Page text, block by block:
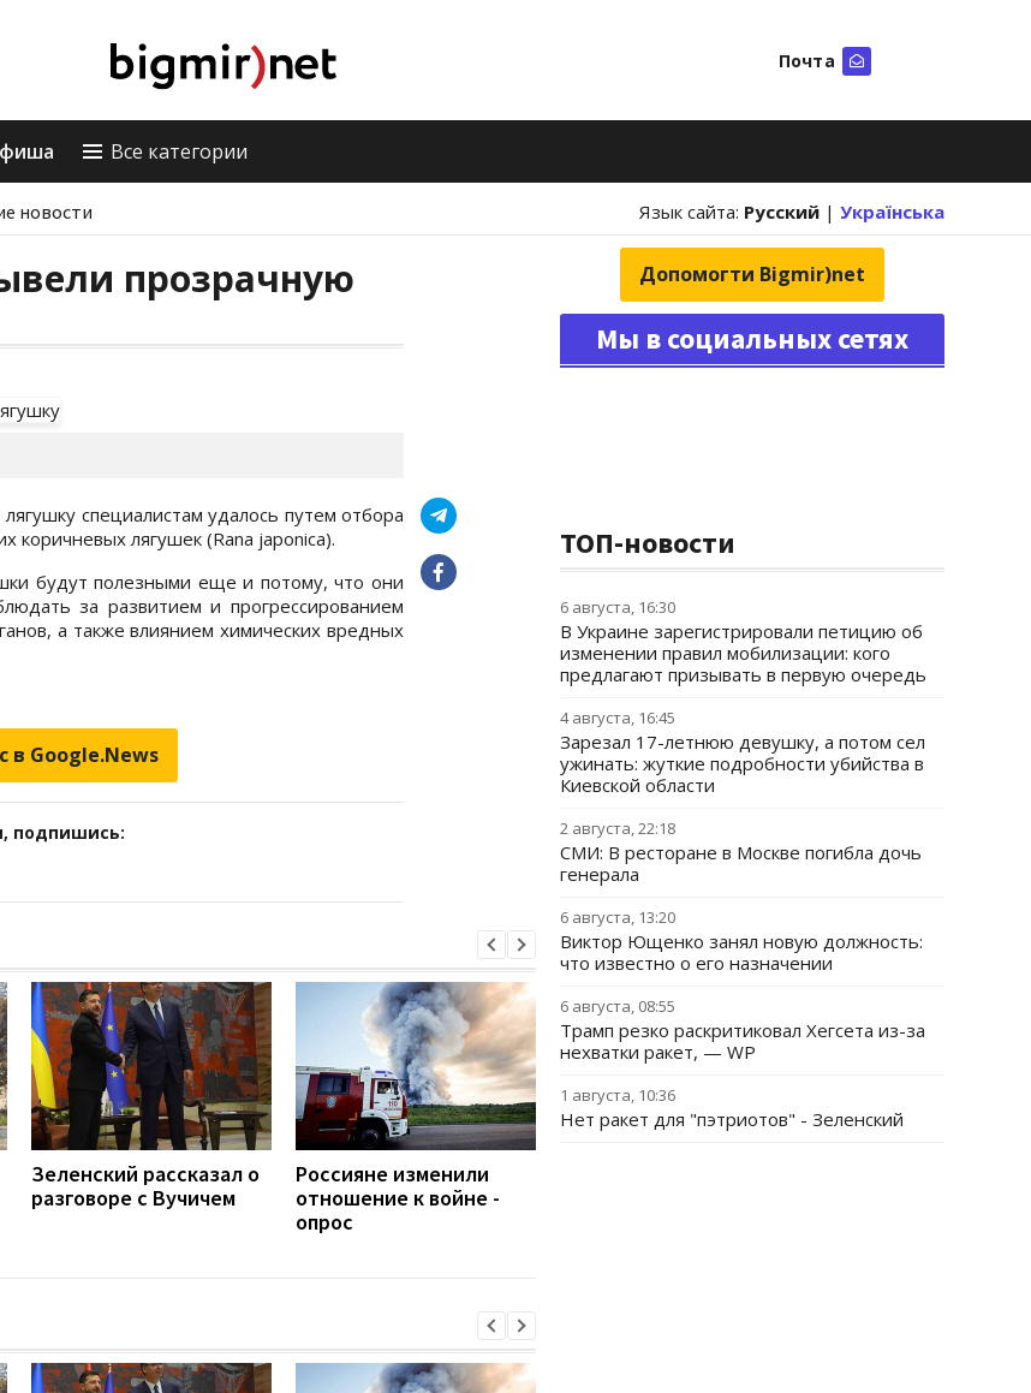
Почта
Все категории
новости Язык сайта: Русский | Українська
прозрачную
специалистам удалось путем отбора
коричневых лягушек (Rana japonica).
будут полезными еще и потому, что они
за развитием и прогрессированием
а также влиянием химических вредных
в Google.News
подпишись:
Зеленский рассказал о
разговоре с Вучичем
Россияне изменили
отношение к войне -
опрос
Допомогти Bigmir)net
Мы в социальных сетях
ТОП-новости
6 августа, 16:30
В Украине зарегистрировали петицию об
изменении правил мобилизации: кого
предлагают призывать в первую очередь
4 августа, 16:45
Зарезал 17-летнюю девушку, а потом сел
ужинать: жуткие подробности убийства в
Киевской области
2 августа, 22:18
СМИ: В ресторане в Москве погибла дочь
генерала
6 августа, 13:20
Виктор Ющенко занял новую должность:
что известно о его назначении
6 августа, 08:55
Трамп резко раскритиковал Хегсета из-за
нехватки ракет, — WP
1 августа, 10:36
Нет ракет для "пэтриотов" - Зеленский